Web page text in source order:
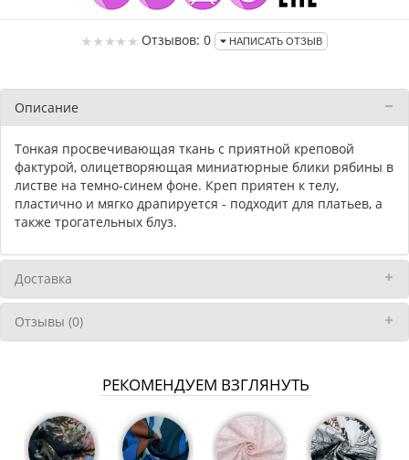
Отзывов: 0 НАПИСАТЬ ОТЗЫВ
Описание
Тонкая просвечивающая ткань с приятной креповой
фактурой, олицетворяющая миниатюрные блики рябины в
листве на темно-синем фоне. Креп приятен к телу,
пластично и мягко драпируется - подходит для платьев, а
также трогательных блуз.
Доставка
Отзывы (0)
РЕКОМЕНДУЕМ ВЗГЛЯНУТЬ